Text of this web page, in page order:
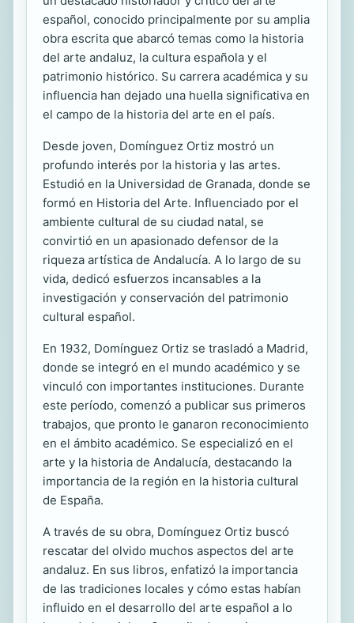
español, conocido principalmente por su amplia
obra escrita que abarcó temas como la historia
del arte andaluz, la cultura española y el
patrimonio histórico. Su carrera académica y su
influencia han dejado una huella significativa en
el campo de la historia del arte en el país.
Desde joven, Domínguez Ortiz mostró un
profundo interés por la historia y las artes.
Estudió en la Universidad de Granada, donde se
formó en Historia del Arte. Influenciado por el
ambiente cultural de su ciudad natal, se
convirtió en un apasionado defensor de la
riqueza artística de Andalucía. A lo largo de su
vida, dedicó esfuerzos incansables a la
investigación y conservación del patrimonio
cultural español.
En 1932, Domínguez Ortiz se trasladó a Madrid,
donde se integró en el mundo académico y se
vinculó con importantes instituciones. Durante
este período, comenzó a publicar sus primeros
trabajos, que pronto le ganaron reconocimiento
en el ámbito académico. Se especializó en el
arte y la historia de Andalucía, destacando la
importancia de la región en la historia cultural
de España.
A través de su obra, Domínguez Ortiz buscó
rescatar del olvido muchos aspectos del arte
andaluz. En sus libros, enfatizó la importancia
de las tradiciones locales y cómo estas habían
influido en el desarrollo del arte español a lo